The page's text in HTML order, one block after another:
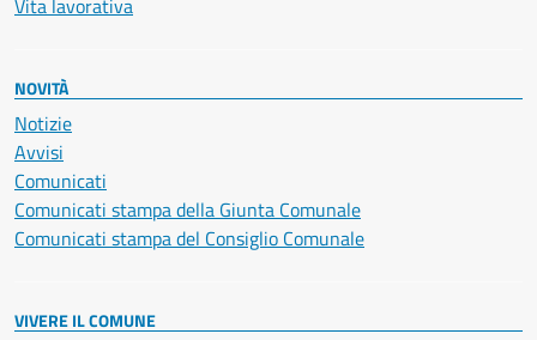
Vita lavorativa
NOVITÀ
Notizie
Avvisi
Comunicati
Comunicati stampa della Giunta Comunale
Comunicati stampa del Consiglio Comunale
VIVERE IL COMUNE